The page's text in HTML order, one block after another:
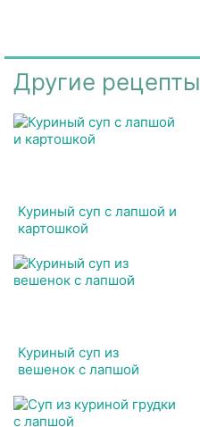
Другие рецепты
Куриный суп с лапшой и
картошкой
Куриный суп из
вешенок с лапшой